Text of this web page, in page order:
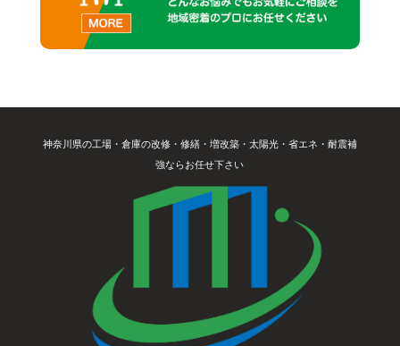
神奈川県の工場・倉庫の改修・修繕・増改築・太陽光・省エネ・耐震補
強ならお任せ下さい